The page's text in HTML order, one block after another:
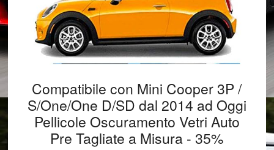
Compatibile con Mini Cooper 3P /
S/One/One D/SD dal 2014 ad Oggi
Pellicole Oscuramento Vetri Auto
Pre Tagliate a Misura - 35%